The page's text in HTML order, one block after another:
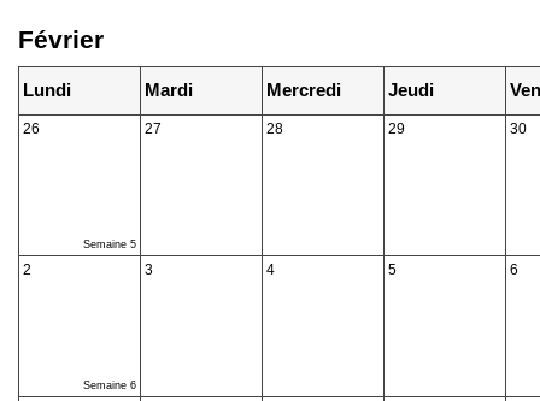
Février
Lundi Mardi Mercredi Jeudi
26
Semaine 5
27 28 29 30
2
Semaine 6
3 4 5 6